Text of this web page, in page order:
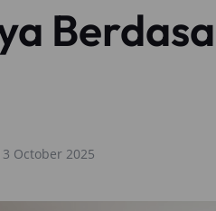
October 2025